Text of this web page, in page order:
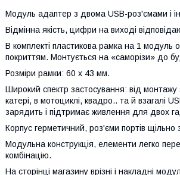
Модуль адаптер з двома USB-роз'ємами і
Відмінна якість, цифри на виході
В комплекті пластикова рамка на 1 модуль
покриттям. Монтується на «саморізи» до
Розміри рамки: 60 х 43 мм.
Широкий спектр застосування: від монтажу
катері, в мотоциклі, квадро.. та й взагалі
зарядить і підтримає живлення для двох
Корпус герметичний, роз'єми портів
Модульна конструкція, елементи легко
комбінацію.
На сторінці магазину врізні і накладні